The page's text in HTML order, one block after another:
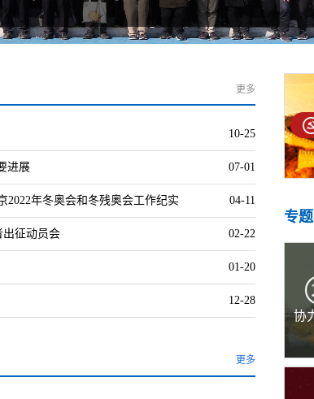
2021级研究生迎新大会
更多
10-25
进展 07-01
年冬奥会和冬残奥会工作纪实 04-11
出征动员会 02-22
01-20
12-28
更多
专
协